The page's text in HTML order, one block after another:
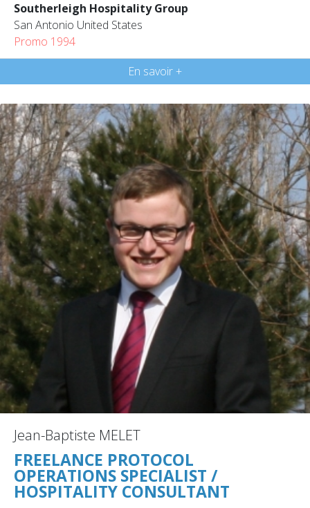
Southerleigh Hospitality Group
San Antonio United States
Promo 1994
En savoir +
Jean-Baptiste MELET
FREELANCE PROTOCOL
OPERATIONS SPECIALIST /
HOSPITALITY CONSULTANT